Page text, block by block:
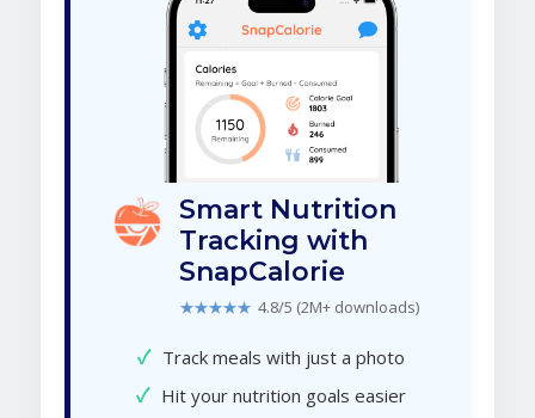
Smart Nutrition
Tracking with
SnapCalorie
★★★★★ 4.8/5 (2M+ downloads)
✓ Track meals with just a photo
✓ Hit your nutrition goals easier